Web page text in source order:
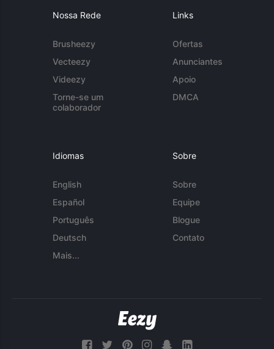
Nossa Rede
Brusheezy
Vecteezy
Videezy
Torne-se um
colaborador
Links
Ofertas
Anunciantes
Apoio
DMCA
Idiomas
English
Español
Português
Deutsch
Mais...
Sobre
Sobre
Equipe
Blogue
Contato